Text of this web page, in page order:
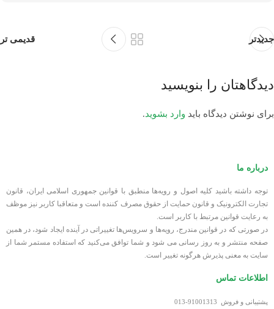
جدیدتر قدیمی تر
دیدگاهتان را بنویسید
برای نوشتن دیدگاه باید وارد بشوید.
درباره ما
توجه داشته باشید کلیه اصول و رویه‏‌ها منطبق با قوانین جمهوری اسلامی ایران، قانون
تجارت الکترونیک و قانون حمایت از حقوق مصرف کننده است و متعاقبا کاربر نیز موظف
به رعایت قوانین مرتبط با کاربر است.
در صورتی که در قوانین مندرج، رویه‏‌ها و سرویس‏‌ها تغییراتی در آینده ایجاد شود، در همین
صفحه منتشر و به روز رسانی می شود و شما توافق می‏‌کنید که استفاده مستمر شما از
سایت به معنی پذیرش هرگونه تغییر است.
اطلاعات تماس
پشتیبانی و فروش 91001313-013